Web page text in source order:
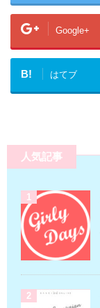
Google+
B! はてブ
人気記事
1
2